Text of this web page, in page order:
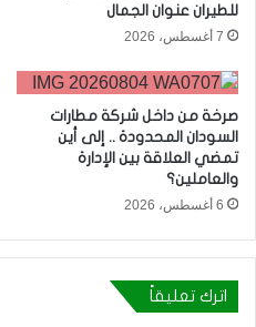
للطيران عنوان الجمال
7 أغسطس، 2026
صرخة من داخل شركة مطارات
السودان المحدودة .. إلى أين
تمضي العلاقة بين الإدارة
والعاملين؟
6 أغسطس، 2026
اترك تعليقاً